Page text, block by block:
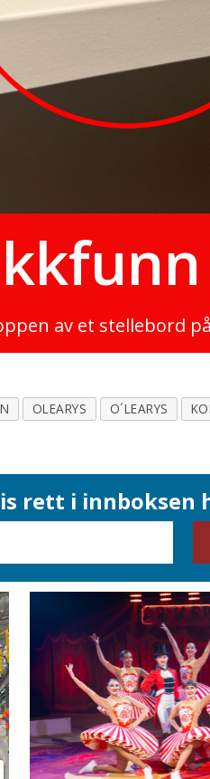
av et stellebord
OLEARYS O´LEARYS
rett i innboksen